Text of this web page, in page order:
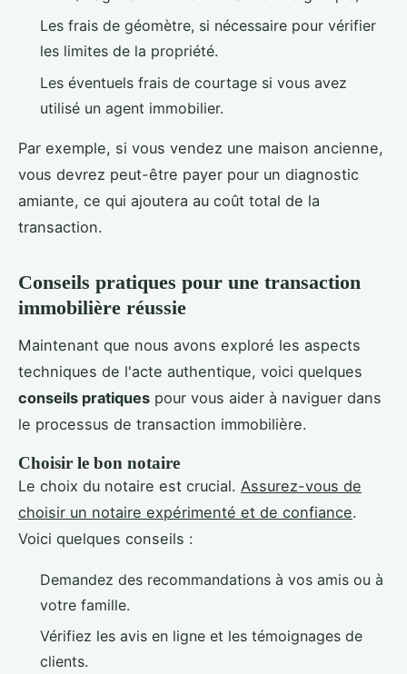
Les frais de géomètre, si nécessaire pour vérifier
les limites de la propriété.
Les éventuels frais de courtage si vous avez
utilisé un agent immobilier.
Par exemple, si vous vendez une maison ancienne,
vous devrez peut-être payer pour un diagnostic
amiante, ce qui ajoutera au coût total de la
transaction.
Conseils pratiques pour une transaction
immobilière réussie
Maintenant que nous avons exploré les aspects
techniques de l'acte authentique, voici quelques
conseils pratiques pour vous aider à naviguer dans
le processus de transaction immobilière.
Choisir le bon notaire
Le choix du notaire est crucial. Assurez-vous de
choisir un notaire expérimenté et de confiance.
Voici quelques conseils :
Demandez des recommandations à vos amis ou à
votre famille.
Vérifiez les avis en ligne et les témoignages de
clients.